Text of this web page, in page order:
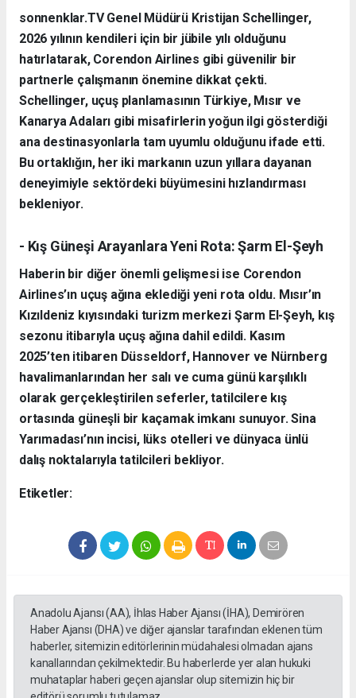
sonnenklar.TV Genel Müdürü Kristijan Schellinger,
2026 yılının kendileri için bir jübile yılı olduğunu
hatırlatarak, Corendon Airlines gibi güvenilir bir
partnerle çalışmanın önemine dikkat çekti.
Schellinger, uçuş planlamasının Türkiye, Mısır ve
Kanarya Adaları gibi misafirlerin yoğun ilgi gösterdiği
ana destinasyonlarla tam uyumlu olduğunu ifade etti.
Bu ortaklığın, her iki markanın uzun yıllara dayanan
deneyimiyle sektördeki büyümesini hızlandırması
bekleniyor.
- Kış Güneşi Arayanlara Yeni Rota: Şarm El-Şeyh
Haberin bir diğer önemli gelişmesi ise Corendon
Airlines’ın uçuş ağına eklediği yeni rota oldu. Mısır’ın
Kızıldeniz kıyısındaki turizm merkezi Şarm El-Şeyh, kış
sezonu itibarıyla uçuş ağına dahil edildi. Kasım
2025’ten itibaren Düsseldorf, Hannover ve Nürnberg
havalimanlarından her salı ve cuma günü karşılıklı
olarak gerçekleştirilen seferler, tatilcilere kış
ortasında güneşli bir kaçamak imkanı sunuyor. Sina
Yarımadası’nın incisi, lüks otelleri ve dünyaca ünlü
dalış noktalarıyla tatilcileri bekliyor.
Etiketler:
Anadolu Ajansı (AA), İhlas Haber Ajansı (İHA), Demirören
Haber Ajansı (DHA) ve diğer ajanslar tarafından eklenen tüm
haberler, sitemizin editörlerinin müdahalesi olmadan ajans
kanallarından çekilmektedir. Bu haberlerde yer alan hukuki
muhataplar haberi geçen ajanslar olup sitemizin hiç bir